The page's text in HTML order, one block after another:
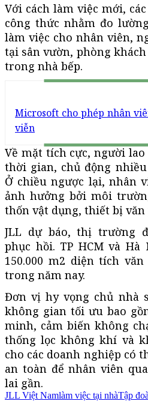
Với cách làm việc mới,
công thức nhằm đo
làm việc cho nhân viên,
tại sân vườn, phòng
trong nhà bếp.
Microsoft cho phép nhân
viễn
Về mặt tích cực, người
thời gian, chủ động
Ở chiều ngược lại, nhân
ảnh hưởng bởi môi
thốn vật dụng, thiết bị văn
JLL dự báo, thị trường
phục hồi. TP HCM và
150.000 m2 diện tích
trong năm nay.
Đơn vị hy vọng chủ nhà
không gian tối ưu bao
minh, cảm biến không
thống lọc không khí và
cho các doanh nghiệp có
an toàn để nhân viên
lai gần.
JLL Việt Namlàm việc tại nhàTập